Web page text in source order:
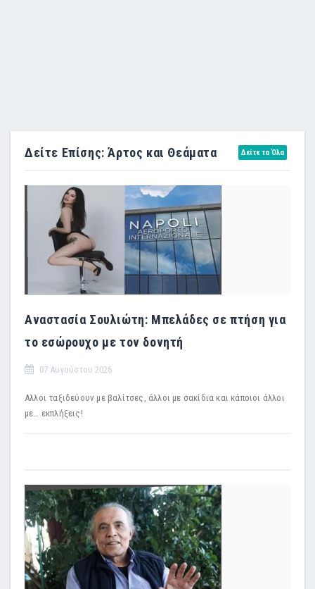
Δείτε Επίσης: Άρτος και Θεάματα Δείτε τα Όλα
Αναστασία Σουλιώτη: Μπελάδες σε πτήση για
το εσώρουχο με τον δονητή
07 Αυγούστου 2026
Αλλοι ταξιδεύουν με βαλίτσες, άλλοι με σακίδια και κάποιοι άλλοι
με… εκπλήξεις!